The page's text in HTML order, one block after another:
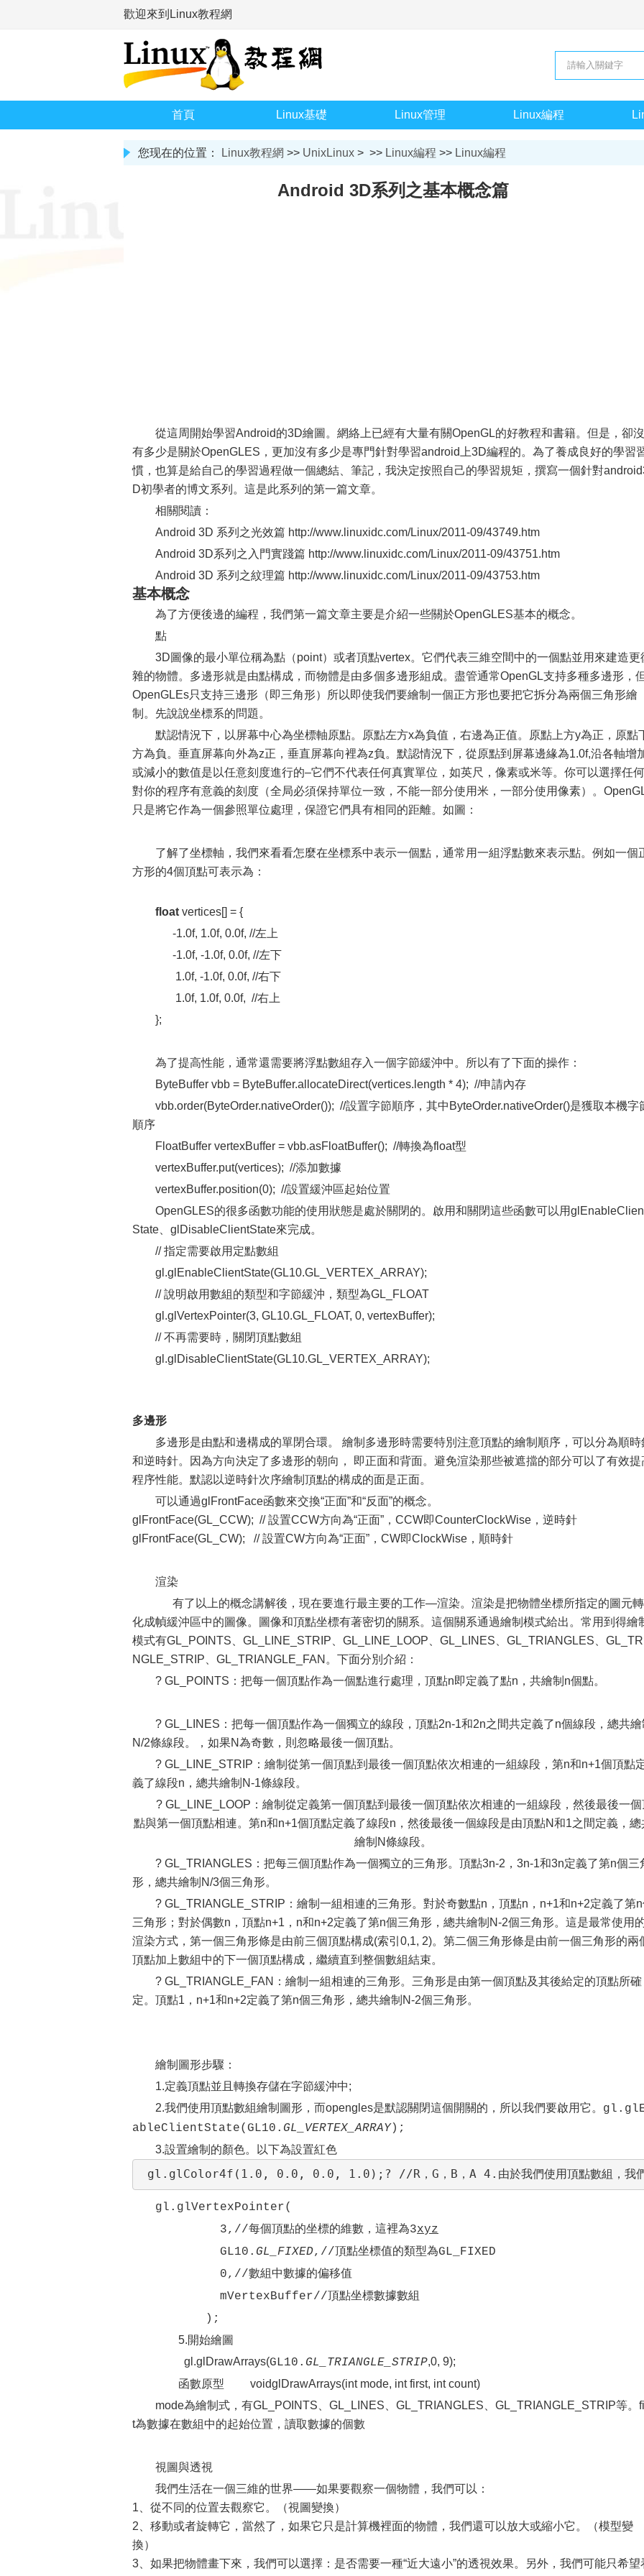
歡迎來到Linux教程網
首頁 Linux基礎 Linux管理 Linux編程
您现在的位置： Linux教程網 >> UnixLinux > >> Linux編程 >> Linux編程
Android 3D系列之基本概念篇
從這周開始學習Android的3D繪圖。網絡上已經有大量有關OpenGL的好教程和書籍。但是，卻沒
有多少是關於OpenGLES，更加沒有多少是專門針對學習android上3D編程的。為了養成良好的學習
慣，也算是給自己的學習過程做一個總結、筆記，我決定按照自己的學習規矩，撰寫一個針對
D初學者的博文系列。這是此系列的第一篇文章。
相關閱讀：
Android 3D 系列之光效篇 http://www.linuxidc.com/Linux/2011-09/43749.htm
Android 3D系列之入門實踐篇 http://www.linuxidc.com/Linux/2011-09/43751.htm
Android 3D 系列之紋理篇 http://www.linuxidc.com/Linux/2011-09/43753.htm
基本概念
為了方便後邊的編程，我們第一篇文章主要是介紹一些關於OpenGLES基本的概念。
點
3D圖像的最小單位稱為點（point）或者頂點vertex。它們代表三維空間中的一個點並用來建造更
雜的物體。多邊形就是由點構成，而物體是由多個多邊形組成。盡管通常OpenGL支持多種多邊形，
OpenGLEs只支持三邊形（即三角形）所以即使我們要繪制一個正方形也要把它拆分為兩個三角形繪
制。先說說坐標系的問題。
默認情況下，以屏幕中心為坐標軸原點。原點左方x為負值，右邊為正值。原點上方y為正，原點
方為負。垂直屏幕向外為z正，垂直屏幕向裡為z負。默認情況下，從原點到屏幕邊緣為1.0f,沿各軸增
或減小的數值是以任意刻度進行的–它們不代表任何真實單位，如英尺，像素或米等。你可以選擇任何
對你的程序有意義的刻度（全局必須保持單位一致，不能一部分使用米，一部分使用像素）。
只是將它作為一個參照單位處理，保證它們具有相同的距離。如圖：
了解了坐標軸，我們來看看怎麼在坐標系中表示一個點，通常用一組浮點數來表示點。例如一個
方形的4個頂點可表示為：
float vertices[] = {
-1.0f, 1.0f, 0.0f, //左上
-1.0f, -1.0f, 0.0f, //左下
1.0f, -1.0f, 0.0f, //右下
1.0f, 1.0f, 0.0f, //右上
};
為了提高性能，通常還需要將浮點數組存入一個字節緩沖中。所以有了下面的操作：
ByteBuffer vbb = ByteBuffer.allocateDirect(vertices.length * 4); //申請內存
vbb.order(ByteOrder.nativeOrder()); //設置字節順序，其中ByteOrder.nativeOrder()是獲取本機字
順序
FloatBuffer vertexBuffer = vbb.asFloatBuffer(); //轉換為float型
vertexBuffer.put(vertices); //添加數據
vertexBuffer.position(0); //設置緩沖區起始位置
OpenGLES的很多函數功能的使用狀態是處於關閉的。啟用和關閉這些函數可以用
State、glDisableClientState來完成。
// 指定需要啟用定點數組
gl.glEnableClientState(GL10.GL_VERTEX_ARRAY);
// 說明啟用數組的類型和字節緩沖，類型為GL_FLOAT
gl.glVertexPointer(3, GL10.GL_FLOAT, 0, vertexBuffer);
// 不再需要時，關閉頂點數組
gl.glDisableClientState(GL10.GL_VERTEX_ARRAY);
多邊形
多邊形是由點和邊構成的單閉合環。 繪制多邊形時需要特別注意頂點的繪制順序，可以分為順時
和逆時針。因為方向決定了多邊形的朝向， 即正面和背面。避免渲染那些被遮擋的部分可以了有效提
程序性能。默認以逆時針次序繪制頂點的構成的面是正面。
可以通過glFrontFace函數來交換“正面”和“反面”的概念。
glFrontFace(GL_CCW); // 設置CCW方向為“正面”，CCW即CounterClockWise，逆時針
glFrontFace(GL_CW); // 設置CW方向為“正面”，CW即ClockWise，順時針
渲染
有了以上的概念講解後，現在要進行最主要的工作—渲染。渲染是把物體坐標所指定的圖元轉
化成幀緩沖區中的圖像。圖像和頂點坐標有著密切的關系。這個關系通過繪制模式給出。常用到得繪
模式有GL_POINTS、GL_LINE_STRIP、GL_LINE_LOOP、GL_LINES、GL_TRIANGLES、
NGLE_STRIP、GL_TRIANGLE_FAN。下面分別介紹：
? GL_POINTS：把每一個頂點作為一個點進行處理，頂點n即定義了點n，共繪制n個點。
? GL_LINES：把每一個頂點作為一個獨立的線段，頂點2n-1和2n之間共定義了n個線段，總共繪
N/2條線段。，如果N為奇數，則忽略最後一個頂點。
? GL_LINE_STRIP：繪制從第一個頂點到最後一個頂點依次相連的一組線段，第n和n+1個頂點
義了線段n，總共繪制N-1條線段。
? GL_LINE_LOOP：繪制從定義第一個頂點到最後一個頂點依次相連的一組線段，然後最後一個
點與第一個頂點相連。第n和n+1個頂點定義了線段n，然後最後一個線段是由頂點N和1之間定義，總
繪制N條線段。
? GL_TRIANGLES：把每三個頂點作為一個獨立的三角形。頂點3n-2，3n-1和3n定義了第n個三
形，總共繪制N/3個三角形。
? GL_TRIANGLE_STRIP：繪制一組相連的三角形。對於奇數點n，頂點n，n+1和n+2定義了第
三角形；對於偶數n，頂點n+1，n和n+2定義了第n個三角形，總共繪制N-2個三角形。這是最常使用
渲染方式，第一個三角形條是由前三個頂點構成(索引0,1, 2)。第二個三角形條是由前一個三角形的兩
頂點加上數組中的下一個頂點構成，繼續直到整個數組結束。
? GL_TRIANGLE_FAN：繪制一組相連的三角形。三角形是由第一個頂點及其後給定的頂點所確
定。頂點1，n+1和n+2定義了第n個三角形，總共繪制N-2個三角形。
繪制圖形步驟：
1.定義頂點並且轉換存儲在字節緩沖中;
2.我們使用頂點數組繪制圖形，而opengles是默認關閉這個開關的，所以我們要啟用它。
ableClientState(GL10. GL_VERTEX_ARRAY);
3.設置繪制的顏色。以下為設置紅色
gl.glColor4f(1.0, 0.0, 0.0, 1.0);? //R，G，B，A 4.由於我們使用頂點數組，我們必須
gl.glVertexPointer(
3,//每個頂點的坐標的維數，這裡為3xyz
GL10. GL_FIXED,//頂點坐標值的類型為GL_FIXED
0,//數組中數據的偏移值
mVertexBuffer//頂點坐標數據數組
);
5.開始繪圖
gl.glDrawArrays(GL10. GL_TRIANGLE_STRIP,0, 9);
函數原型 voidglDrawArrays(int mode, int first, int count)
mode為繪制式，有GL_POINTS、GL_LINES、GL_TRIANGLES、GL_TRIANGLE_STRIP等。
t為數據在數組中的起始位置，讀取數據的個數
視圖與透視
我們生活在一個三維的世界——如果要觀察一個物體，我們可以：
1、從不同的位置去觀察它。（視圖變換）
2、移動或者旋轉它，當然了，如果它只是計算機裡面的物體，我們還可以放大或縮小它。（模型變
換）
3、如果把物體畫下來，我們可以選擇：是否需要一種“近大遠小”的透視效果。另外，我們可能只希望